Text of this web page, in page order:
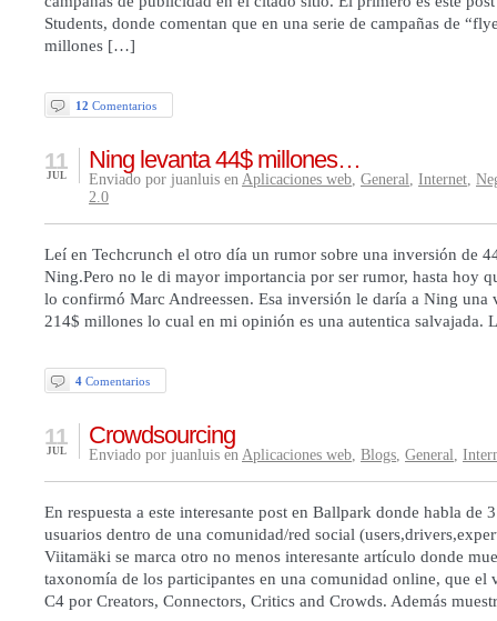
Students, donde comentan que en una serie de campañas de
millones […]
12 Comentarios
Ning levanta 44$ millones…
11
JUL Enviado por juanluis en Aplicaciones web, General, Internet,
2.0
Leí en Techcrunch el otro día un rumor sobre una inversión de
Ning.Pero no le di mayor importancia por ser rumor, hasta hoy
lo confirmó Marc Andreessen. Esa inversión le daría a Ning una
214$ millones lo cual en mi opinión es una autentica
4 Comentarios
Crowdsourcing
11
JUL Enviado por juanluis en Aplicaciones web, Blogs, General,
En respuesta a este interesante post en Ballpark donde habla de
usuarios dentro de una comunidad/red social
Viitamäki se marca otro no menos interesante artículo donde
taxonomía de los participantes en una comunidad online, que el
C4 por Creators, Connectors, Critics and Crowds. Además